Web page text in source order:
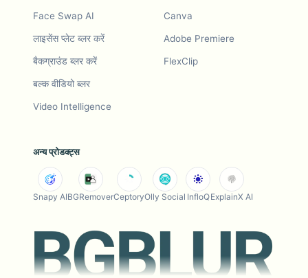
Face Swap AI
लाइसेंस प्लेट ब्लर करें
बैकग्राउंड ब्लर करें
बल्क वीडियो ब्लर
Video Intelligence
Canva
Adobe Premiere
FlexClip
अन्य प्रोडक्ट्स
Snapy AIBGRemoverCeptoryOlly Social InfloQExplainX AI